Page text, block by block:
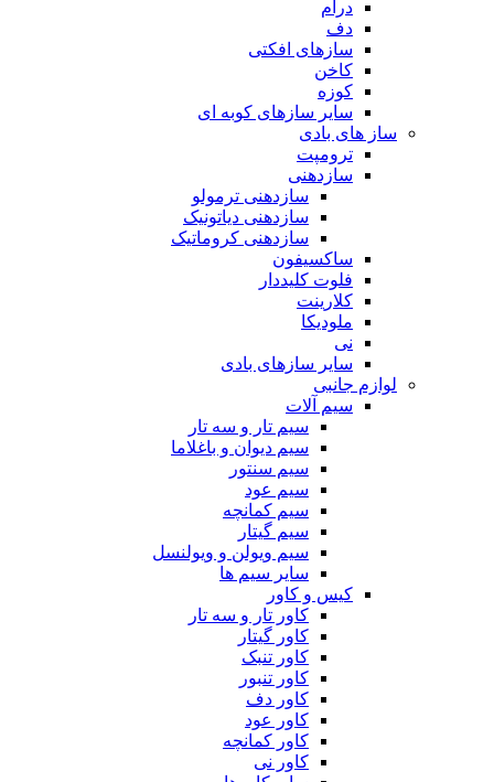
درام
دف
سازهای افکتی
کاخن
کوزه
سایر سازهای کوبه ای
ساز های بادی
ترومپت
سازدهنی
سازدهنی ترمولو
سازدهنی دیاتونیک
سازدهنی کروماتیک
ساکسیفون
فلوت کلیددار
کلارینت
ملودیکا
نی
سایر سازهای بادی
لوازم جانبی
سیم آلات
سیم تار و سه تار
سیم دیوان و باغلاما
سیم سنتور
سیم عود
سیم کمانچه
سیم گیتار
سیم ویولن و ویولنسل
سایر سیم ها
کیس و کاور
کاور تار و سه تار
کاور گیتار
کاور تنبک
کاور تنبور
کاور دف
کاور عود
کاور کمانچه
کاور نی